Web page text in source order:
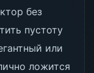
без
пустоту
или
ложится